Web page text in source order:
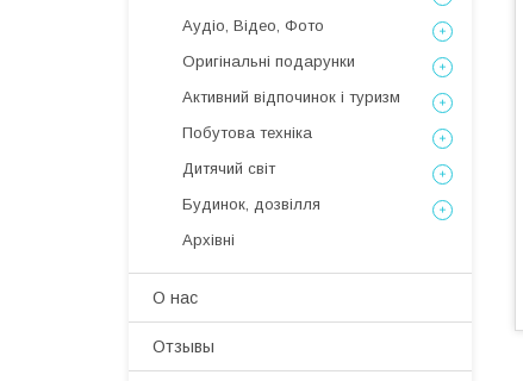
Аудіо, Відео, Фото
Оригінальні подарунки
Активний відпочинок і туризм
Побутова техніка
Дитячий світ
Будинок, дозвілля
Архівні
О нас
Отзывы